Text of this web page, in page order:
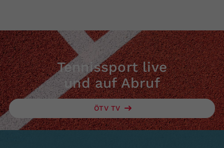
Tennissport live
und auf Abruf
ÖTV TV